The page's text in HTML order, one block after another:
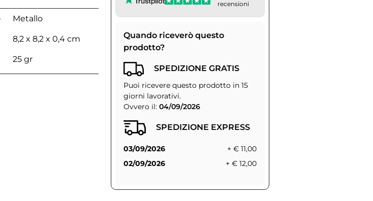
Metallo
8,2 x 8,2 x 0,4 cm
25 gr
recensioni
Quando riceverò questo
prodotto?
SPEDIZIONE GRATIS
Puoi ricevere questo prodotto in 15
giorni lavorativi.
Ovvero il: 04/09/2026
SPEDIZIONE EXPRESS
03/09/2026
+ € 11,00
02/09/2026
+ € 12,00